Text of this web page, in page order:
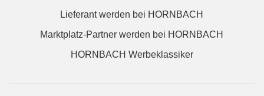
Lieferant werden bei HORNBACH
Marktplatz-Partner werden bei HORNBACH
HORNBACH Werbeklassiker